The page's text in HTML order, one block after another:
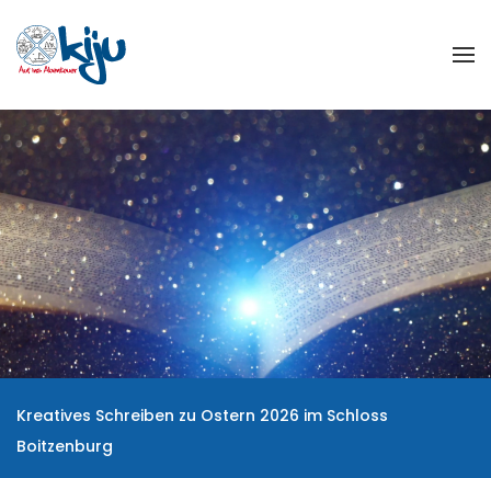
Zum Hauptinhalt springen
Kreatives Schreiben zu Ostern 2026 im Schloss
Boitzenburg